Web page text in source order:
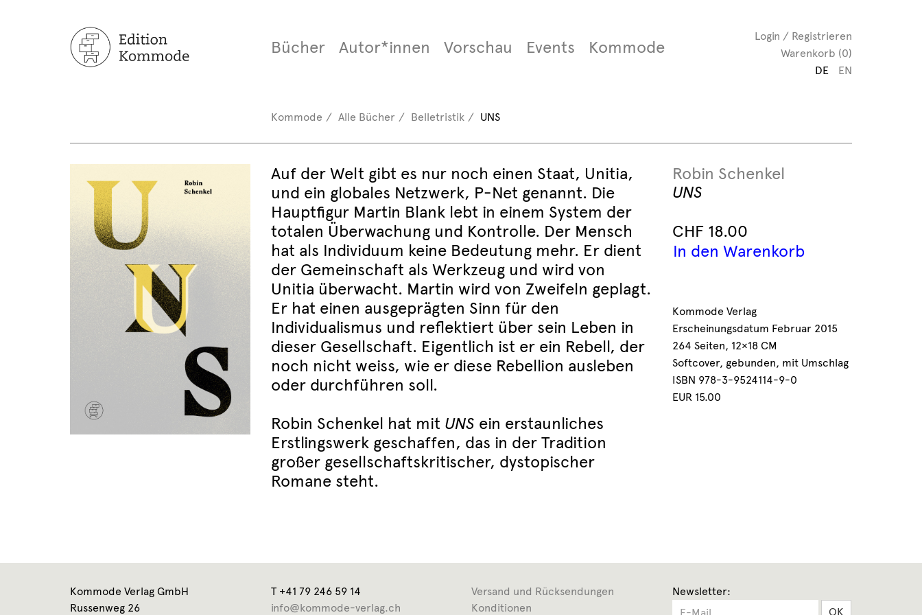
Bücher Autor*innen Vorschau Events Kommode
Login / Registrieren
Warenkorb (0)
DE
EN
Kommode Alle Bücher Belletristik UNS
Auf der Welt gibt es nur noch einen Staat, Unitia,
und ein globales Netzwerk, P-Net genannt. Die
Hauptfigur Martin Blank lebt in einem System der
totalen Überwachung und Kontrolle. Der Mensch
hat als Individuum keine Bedeutung mehr. Er dient
der Gemeinschaft als Werkzeug und wird von
Unitia überwacht. Martin wird von Zweifeln geplagt.
Er hat einen ausgeprägten Sinn für den
Individualismus und reflektiert über sein Leben in
dieser Gesellschaft. Eigentlich ist er ein Rebell, der
noch nicht weiss, wie er diese Rebellion ausleben
oder durchführen soll.
Robin Schenkel hat mit UNS ein erstaunliches
Erstlingswerk geschaffen, das in der Tradition
großer gesellschaftskritischer, dystopischer
Romane steht.
Robin Schenkel
UNS
CHF18.00
In den Warenkorb
Kommode Verlag
Erscheinungsdatum Februar 2015
264 Seiten, 12×18 CM
Softcover, gebunden, mit Umschlag
ISBN 978-3-9524114-9-0
EUR 15.00
Kommode Verlag GmbH
Russenweg 26
T +41 79 246 59 14
info@kommode-verlag.ch
Versand und Rücksendungen
Konditionen
Newsletter:
OK